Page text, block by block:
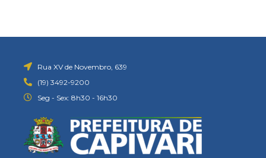
Rua XV de Novembro, 639
(19) 3492-9200
Seg - Sex: 8h30 - 16h30